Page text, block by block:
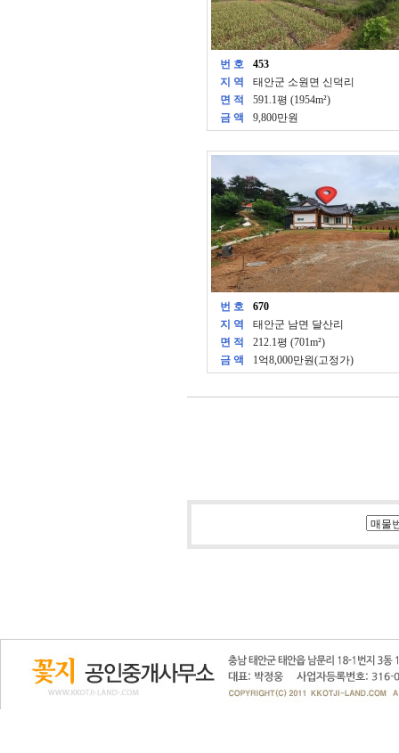
번 호
453
지 역
태안군 소원면 신덕리
면 적
591.1평 (1954m²)
금 액
9,800만원
번 호
670
지 역
태안군 남면 달산리
면 적
212.1평 (701m²)
금 액
1억8,000만원(고정가)